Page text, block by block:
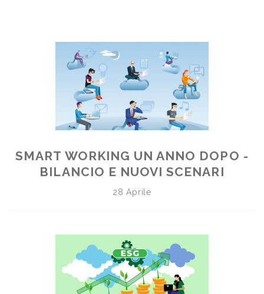
SMART WORKING UN ANNO DOPO -
BILANCIO E NUOVI SCENARI
28 Aprile